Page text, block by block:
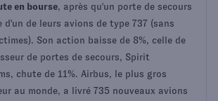
en bourse, après qu'un porte de secours
d'un de leurs avions de type 737 (sans
Son action baisse de 8%, celle de
de portes de secours, Spirit
chute de 11%. Airbus, le plus gros
au monde, a livré 735 nouveaux avions